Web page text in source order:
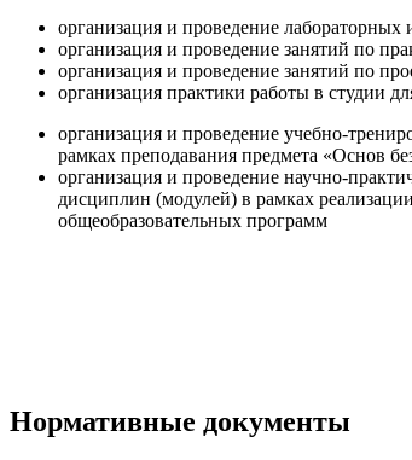
организация и проведение
организация и проведение занятий по
организация и проведение занятий по
организация практики работы в студии
организация и проведение учебно-
рамках преподавания предмета «Основ
организация и проведение научно-
дисциплин (модулей) в рамках
общеобразовательных программ
Нормативные документы